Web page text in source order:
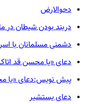
دحوالارض
دربند بودن شیطان در
دشمنی مسلمانان با
دعای «یا محسن قد
پیش نویس:دعای «یا
دعای یستشیر